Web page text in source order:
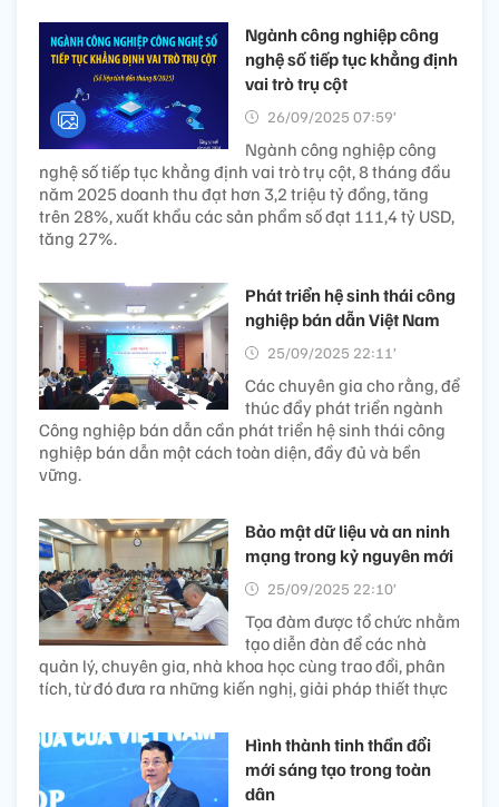
Ngành công nghiệp công
nghệ số tiếp tục khẳng định
vai trò trụ cột
26/09/2025 07:59’
Ngành công nghiệp công
nghệ số tiếp tục khẳng định vai trò trụ cột, 8 tháng đầu
năm 2025 doanh thu đạt hơn 3,2 triệu tỷ đồng, tăng
trên 28%, xuất khẩu các sản phẩm số đạt 111,4 tỷ USD,
tăng 27%.
Phát triển hệ sinh thái công
nghiệp bán dẫn Việt Nam
25/09/2025 22:11’
Các chuyên gia cho rằng, để
thúc đẩy phát triển ngành
Công nghiệp bán dẫn cần phát triển hệ sinh thái công
nghiệp bán dẫn một cách toàn diện, đầy đủ và bền
vững.
Bảo mật dữ liệu và an ninh
mạng trong kỷ nguyên mới
25/09/2025 22:10’
Tọa đàm được tổ chức nhằm
tạo diễn đàn để các nhà
quản lý, chuyên gia, nhà khoa học cùng trao đổi, phân
tích, từ đó đưa ra những kiến nghị, giải pháp thiết thực
Hình thành tinh thần đổi
mới sáng tạo trong toàn
dân